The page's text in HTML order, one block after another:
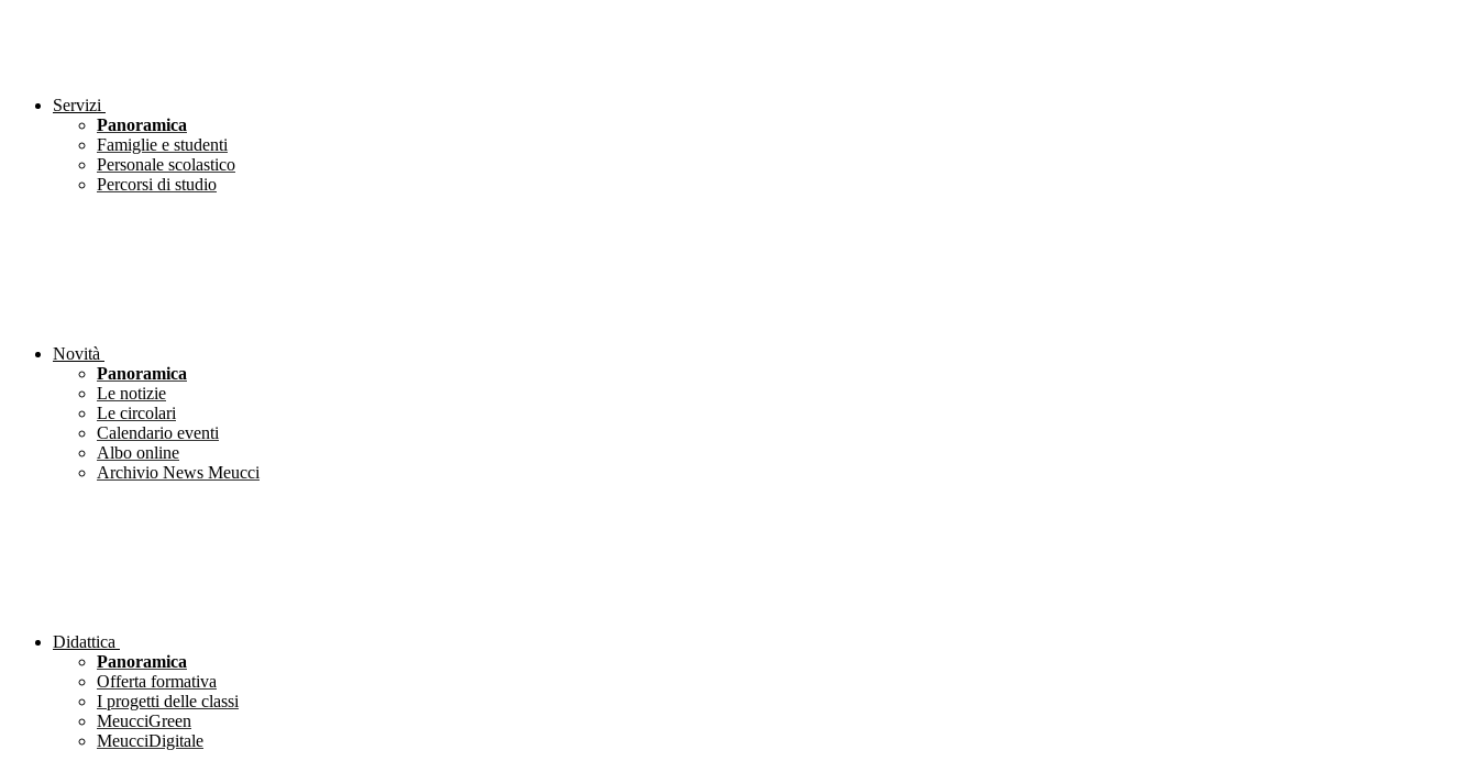
Servizi
Panoramica
Famiglie e studenti
Personale scolastico
Percorsi di studio
Novità
Panoramica
Le notizie
Le circolari
Calendario eventi
Albo online
Archivio News Meucci
Didattica
Panoramica
Offerta formativa
I progetti delle classi
MeucciGreen
MeucciDigitale